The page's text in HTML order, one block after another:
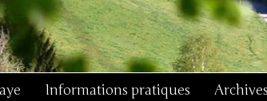
Informations pratiques Archives